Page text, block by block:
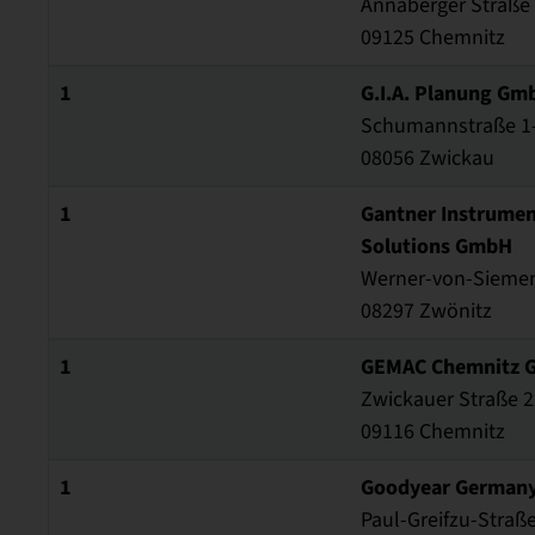
09125 Chemnitz
1 G.I.A. Planung
Schumannstraße
08056 Zwickau
1
Gantner
Solutions GmbH
Werner-von-
08297 Zwönitz
1 GEMAC Chemnitz
Zwickauer Straße
09116 Chemnitz
1 Goodyear
Paul-Greifzu-